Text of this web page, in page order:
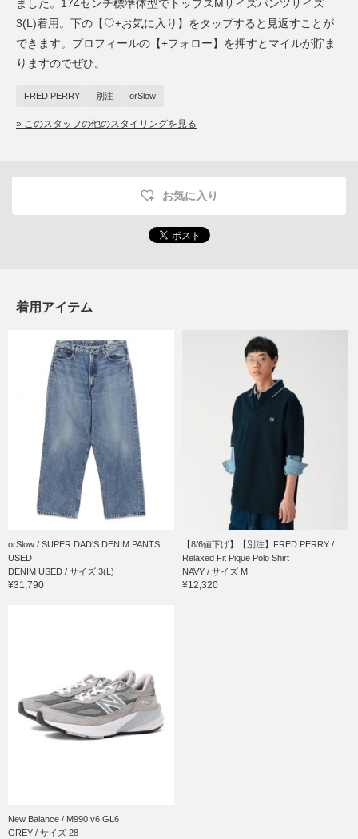
ました。174センチ標準体型でトップスMサイズパンツサイズ
3(L)着用。下の【♡+お気に入り】をタップすると見返すことが
できます。プロフィールの【+フォロー】を押すとマイルが貯ま
りますのでぜひ。
FRED PERRY 別注 orSlow
» このスタッフの他のスタイリングを見る
お気に入り
着用アイテム
orSlow / SUPER DAD'S DENIM PANTS
USED
DENIM USED / サイズ 3(L)
¥31,790
【8/6値下げ】【別注】FRED PERRY /
Relaxed Fit Pique Polo Shirt
NAVY / サイズ M
¥12,320
New Balance / M990 v6 GL6
GREY / サイズ 28